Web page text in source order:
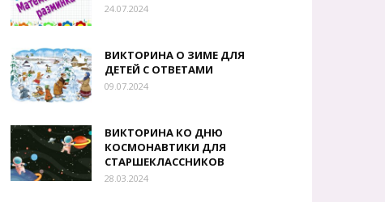
24.07.2024
ВИКТОРИНА О ЗИМЕ ДЛЯ
ДЕТЕЙ С ОТВЕТАМИ
09.07.2024
ВИКТОРИНА КО ДНЮ
КОСМОНАВТИКИ ДЛЯ
СТАРШЕКЛАССНИКОВ
28.03.2024